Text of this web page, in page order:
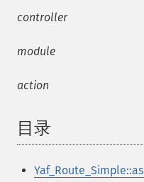
controller
module
action
目录